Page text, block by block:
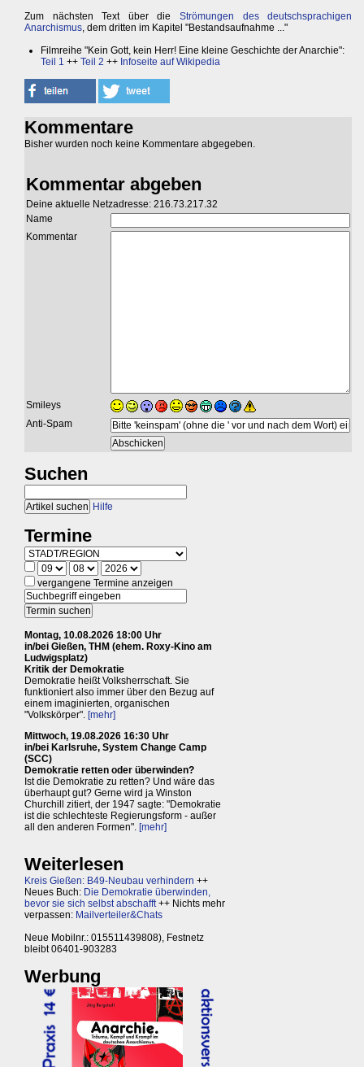
Zum nächsten Text über die Strömungen des deutschsprachigen
Anarchismus, dem dritten im Kapitel "Bestandsaufnahme ..."
Filmreihe "Kein Gott, kein Herr! Eine kleine Geschichte der Anarchie":
Teil 1 ++ Teil 2 ++ Infoseite auf Wikipedia
Kommentare
Bisher wurden noch keine Kommentare abgegeben.
Kommentar abgeben
Deine aktuelle Netzadresse: 216.73.217.32
Name
Kommentar
Smileys
Anti-Spam
Suchen
Hilfe
Termine
vergangene Termine anzeigen
Montag, 10.08.2026 18:00 Uhr
in/bei Gießen, THM (ehem. Roxy-Kino am
Ludwigsplatz)
Kritik der Demokratie
Demokratie heißt Volksherrschaft. Sie
funktioniert also immer über den Bezug auf
einem imaginierten, organischen
"Volkskörper". [mehr]
Mittwoch, 19.08.2026 16:30 Uhr
in/bei Karlsruhe, System Change Camp
(SCC)
Demokratie retten oder überwinden?
Ist die Demokratie zu retten? Und wäre das
überhaupt gut? Gerne wird ja Winston
Churchill zitiert, der 1947 sagte: "Demokratie
ist die schlechteste Regierungsform - außer
all den anderen Formen". [mehr]
Weiterlesen
Kreis Gießen: B49-Neubau verhindern ++
Neues Buch: Die Demokratie überwinden,
bevor sie sich selbst abschafft++ Nichts mehr
verpassen: Mailverteiler&Chats
Neue Mobilnr.: 015511439808), Festnetz
bleibt 06401-903283
Werbung